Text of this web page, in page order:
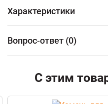
х элементов. На стыке
керамический шнур с
градусов. То есть топка
безопасности при
Показать все
Преимущество печи
Характеристики
Тип топлива
Тип каменки
Наличие бака для воды
Вопрос-ответ (0)
Email
С этим